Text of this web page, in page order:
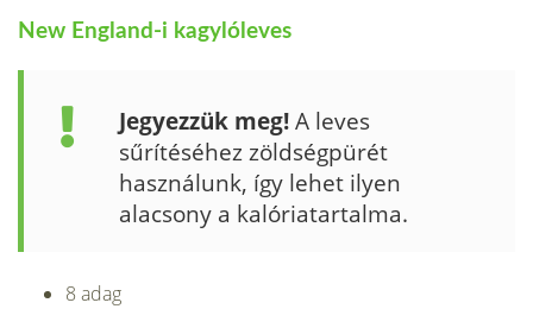
New England-i kagylóleves
Jegyezzük meg!A leves
sűrítéséhez zöldségpürét
használunk, így lehet ilyen
alacsony a kalóriatartalma.
8 adag